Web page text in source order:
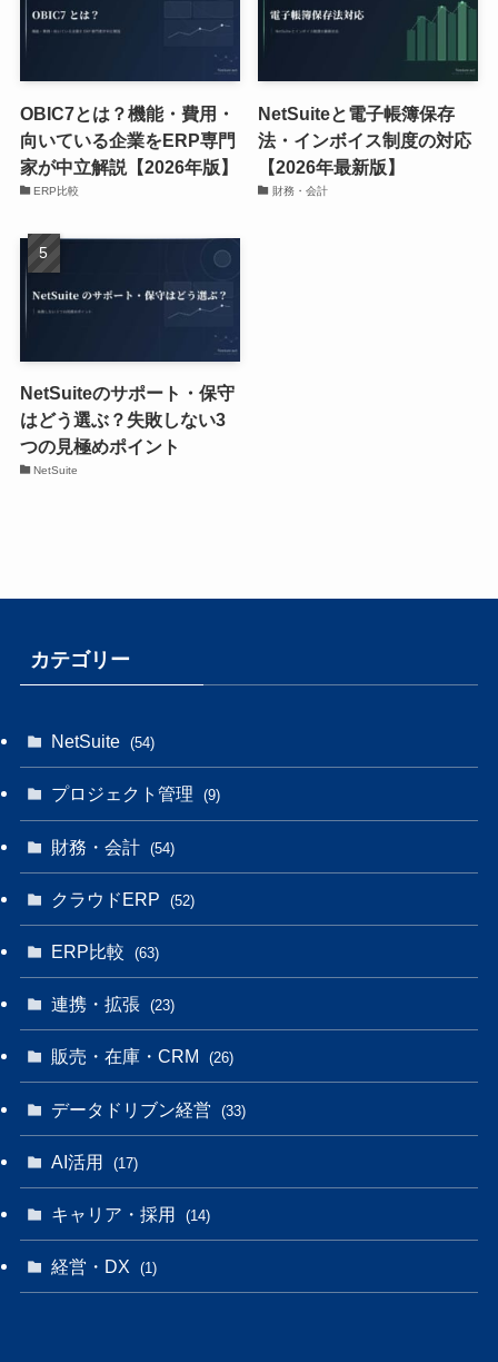
OBIC7とは？機能・費用・
向いている企業をERP専門
家が中立解説【2026年版】
ERP比較
NetSuiteと電子帳簿保存
法・インボイス制度の対応
【2026年最新版】
財務・会計
NetSuiteのサポート・保守
はどう選ぶ？失敗しない3
つの見極めポイント
NetSuite
カテゴリー
NetSuite (54)
プロジェクト管理 (9)
財務・会計 (54)
クラウドERP (52)
ERP比較 (63)
連携・拡張 (23)
販売・在庫・CRM (26)
データドリブン経営 (33)
AI活用 (17)
キャリア・採用 (14)
経営・DX (1)